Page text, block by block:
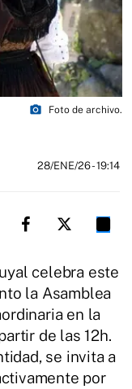
photo_camera Foto de archivo.
28/ENE/26- 19:14
celebra este
la Asamblea
en la
de las 12h.
se invita a
por